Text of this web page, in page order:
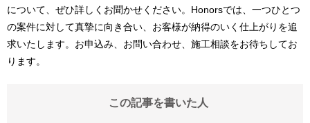
について、ぜひ詳しくお聞かせください。Honorsでは、一つひとつ
の案件に対して真摯に向き合い、お客様が納得のいく仕上がりを追
求いたします。お申込み、お問い合わせ、施工相談をお待ちしてお
ります。
この記事を書いた人